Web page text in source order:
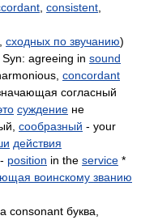
consistent
сходных по звучанию)
agreeing in sound
concordant
согласный
суждение не
сообразный - your
действия
position in the service *
воинскому званию
consonant буква,